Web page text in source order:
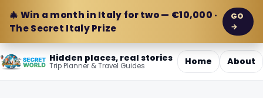
🎄 Win a month in Italy for two — €10,000 ·
The Secret Italy Prize
GO
→
Hidden places, real stories
Trip Planner & Travel Guides Home About